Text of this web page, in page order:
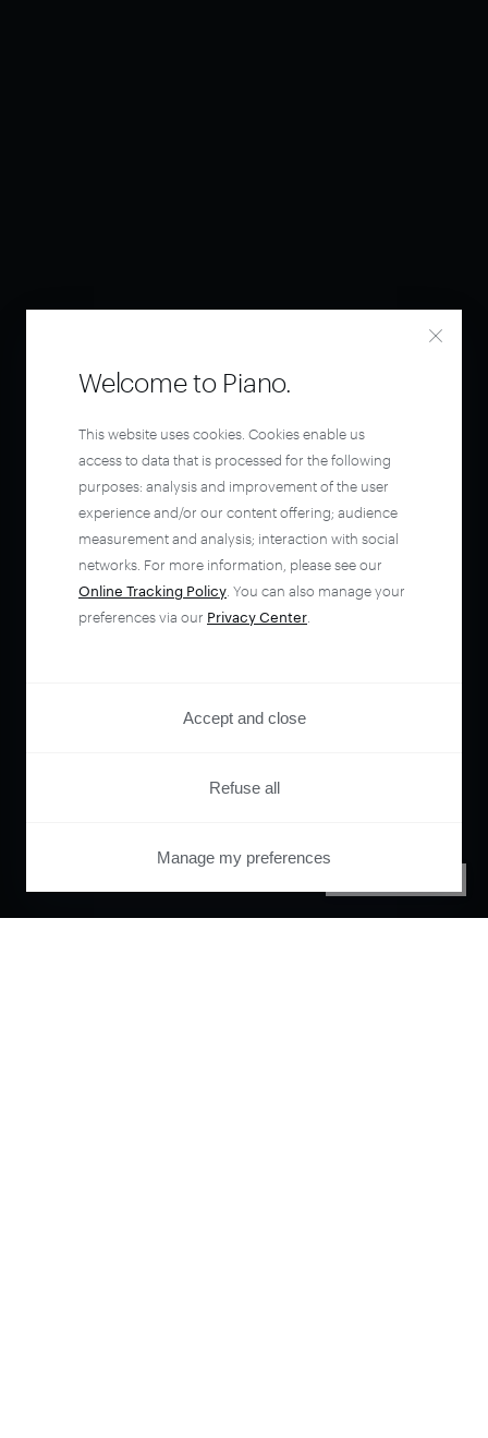
Welcome to Piano.
This website uses cookies. Cookies enable us
access to data that is processed for the following
purposes: analysis and improvement of the user
experience and/or our content offering; audience
measurement and analysis; interaction with social
networks. For more information, please see our
Online Tracking Policy . You can also manage your
preferences via our Privacy Center
Accept and close
Refuse all
Manage my preferences